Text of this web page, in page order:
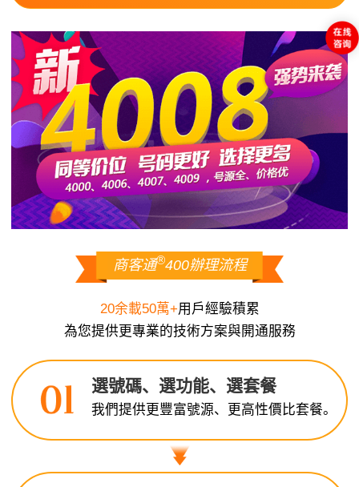
商客通®400辦理流程
20余載50萬+用戶經驗積累
為您提供更專業的技術方案與開通服務
選號碼、選功能、選套餐
我們提供更豐富號源、更高性價比套餐。